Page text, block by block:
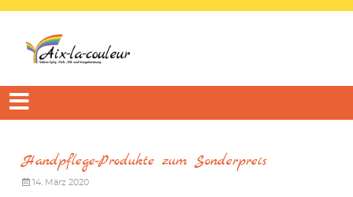
Handpflege-Produkte zum Sonderpreis
14. März 2020